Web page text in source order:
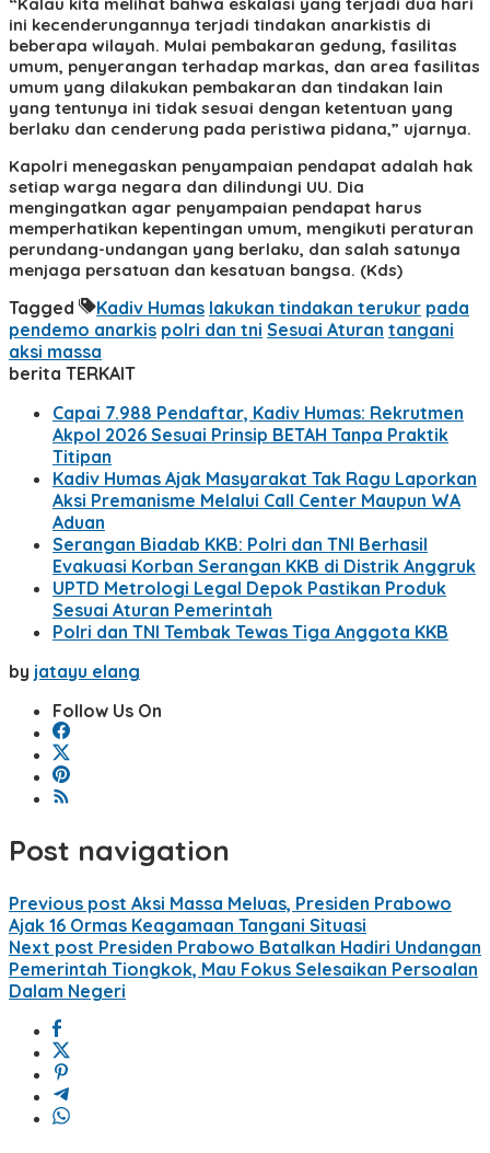
ini kecenderungannya terjadi tindakan anarkistis di
beberapa wilayah. Mulai pembakaran gedung, fasilitas
umum, penyerangan terhadap markas, dan area fasilitas
umum yang dilakukan pembakaran dan tindakan lain
yang tentunya ini tidak sesuai dengan ketentuan yang
berlaku dan cenderung pada peristiwa pidana,” ujarnya.
Kapolri menegaskan penyampaian pendapat adalah hak
setiap warga negara dan dilindungi UU. Dia
mengingatkan agar penyampaian pendapat harus
memperhatikan kepentingan umum, mengikuti peraturan
perundang-undangan yang berlaku, dan salah satunya
menjaga persatuan dan kesatuan bangsa. (Kds)
Tagged Kadiv Humas lakukan tindakan terukur pada
pendemo anarkis polri dan tni Sesuai Aturan tangani
aksi massa
berita TERKAIT
Capai 7.988 Pendaftar, Kadiv Humas: Rekrutmen
Akpol 2026 Sesuai Prinsip BETAH Tanpa Praktik
Titipan
Kadiv Humas Ajak Masyarakat Tak Ragu Laporkan
Aksi Premanisme Melalui Call Center Maupun WA
Aduan
Serangan Biadab KKB: Polri dan TNI Berhasil
Evakuasi Korban Serangan KKB di Distrik Anggruk
UPTD Metrologi Legal Depok Pastikan Produk
Sesuai Aturan Pemerintah
Polri dan TNI Tembak Tewas Tiga Anggota KKB
by jatayu elang
Follow Us On
Post navigation
Previous post Aksi Massa Meluas, Presiden Prabowo
Ajak 16 Ormas Keagamaan Tangani Situasi
Next post Presiden Prabowo Batalkan Hadiri Undangan
Pemerintah Tiongkok, Mau Fokus Selesaikan Persoalan
Dalam Negeri